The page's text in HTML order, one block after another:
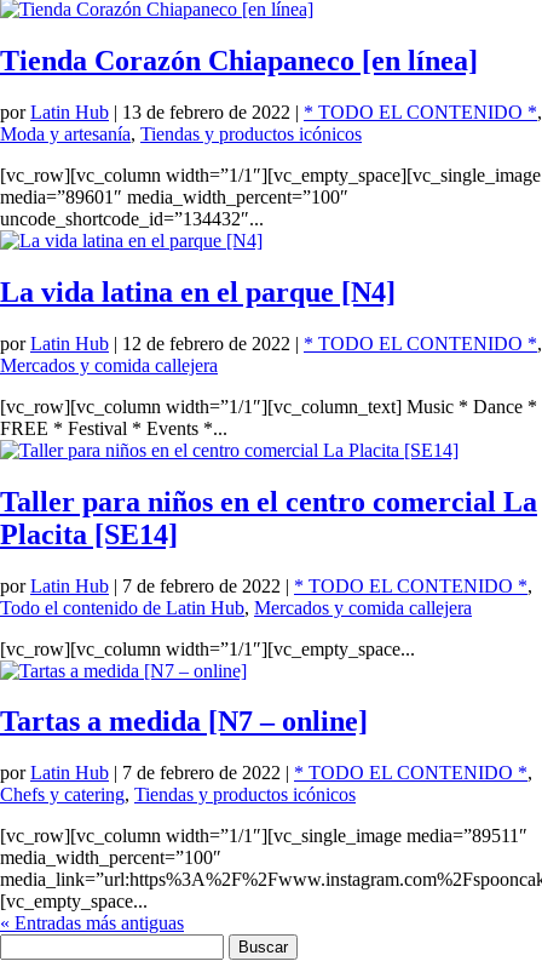
Tienda Corazón Chiapaneco [en línea]
porLatin Hub | 13 de febrero de 2022 | * TODO EL CONTENIDO *,
Moda y artesanía, Tiendas y productos icónicos
[vc_row][vc_column width=”1/1″][vc_empty_space][vc_single_image
media=”89601″ media_width_percent=”100″
uncode_shortcode_id=”134432″...
La vida latina en el parque [N4]
porLatin Hub | 12 de febrero de 2022 | * TODO EL CONTENIDO *,
Mercados y comida callejera
[vc_row][vc_column width=”1/1″][vc_column_text] Music * Dance *
FREE * Festival * Events *...
Taller para niños en el centro comercial La
Placita [SE14]
porLatin Hub | 7 de febrero de 2022 | * TODO EL CONTENIDO *,
Todo el contenido de Latin Hub, Mercados y comida callejera
[vc_row][vc_column width=”1/1″][vc_empty_space...
Tartas a medida [N7 – online]
porLatin Hub | 7 de febrero de 2022 | * TODO EL CONTENIDO *,
Chefs y catering, Tiendas y productos icónicos
[vc_row][vc_column width=”1/1″][vc_single_image media=”89511″
media_width_percent=”100″
[vc_empty_space...
« Entradas más antiguas